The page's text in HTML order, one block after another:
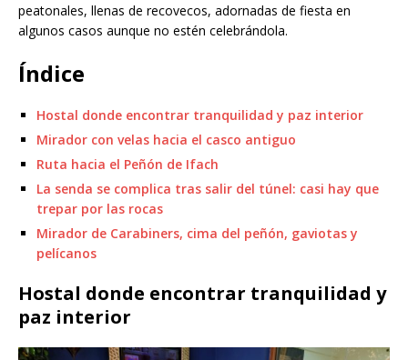
peatonales, llenas de recovecos, adornadas de fiesta en
algunos casos aunque no estén celebrándola.
Índice
Hostal donde encontrar tranquilidad y paz interior
Mirador con velas hacia el casco antiguo
Ruta hacia el Peñón de Ifach
La senda se complica tras salir del túnel: casi hay que
trepar por las rocas
Mirador de Carabiners, cima del peñón, gaviotas y
pelícanos
Hostal donde encontrar tranquilidad y
paz interior